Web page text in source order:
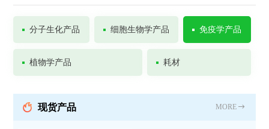
分子生化产品 细胞生物学产品 免疫学产品
植物学产品 耗材
现货产品 MORE